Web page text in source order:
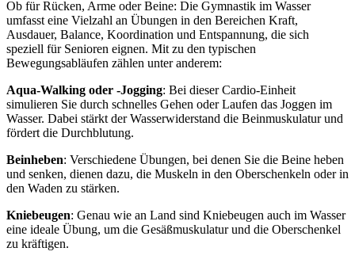
Ob für Rücken, Arme oder Beine: Die Gymnastik im Wasser
umfasst eine Vielzahl an Übungen in den Bereichen Kraft,
Ausdauer, Balance, Koordination und Entspannung, die sich
speziell für Senioren eignen. Mit zu den typischen
Bewegungsabläufen zählen unter anderem:
Aqua-Walking oder -Jogging: Bei dieser Cardio-Einheit
simulieren Sie durch schnelles Gehen oder Laufen das Joggen im
Wasser. Dabei stärkt der Wasserwiderstand die Beinmuskulatur und
fördert die Durchblutung.
Beinheben: Verschiedene Übungen, bei denen Sie die Beine heben
und senken, dienen dazu, die Muskeln in den Oberschenkeln oder in
den Waden zu stärken.
Kniebeugen: Genau wie an Land sind Kniebeugen auch im Wasser
eine ideale Übung, um die Gesäßmuskulatur und die Oberschenkel
zu kräftigen.